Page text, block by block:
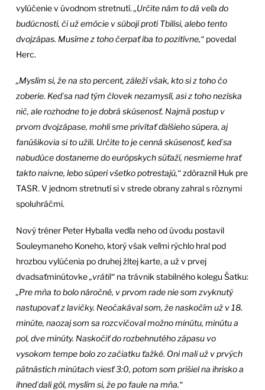
vylúčenie v úvodnom stretnutí. „Určite nám to dá veľa do
budúcnosti, či už emócie v súboji proti Tbilisi, alebo tento
dvojzápas. Musíme z toho čerpať iba to pozitívne,“povedal
Herc.
„Myslím si, že na sto percent, záleží však, kto si z toho čo
zoberie. Keď sa nad tým človek nezamyslí, asi z toho nezíska
nič, ale rozhodne to je dobrá skúsenosť. Najmä postup v
prvom dvojzápase, mohli sme privítať ďalšieho súpera, aj
fanúšikovia si to užili. Určite to je cenná skúsenosť, keď sa
nabudúce dostaneme do európskych súťaží, nesmieme hrať
takto naivne, lebo súperi všetko potrestajú,“zdôraznil Huk pre
TASR. V jednom stretnutí si v strede obrany zahral s rôznymi
spoluhráčmi.
Nový tréner Peter Hyballa vedľa neho od úvodu postavil
Souleymaneho Koneho, ktorý však veľmi rýchlo hral pod
hrozbou vylúčenia po druhej žltej karte, a už v prvej
dvadsaťminútovke„vrátil“na trávnik stabilného kolegu Šatku:
„Pre mňa to bolo náročné, v prvom rade nie som zvyknutý
nastupovať z lavičky. Neočakával som, že naskočím už v 18.
minúte, naozaj som sa rozcvičoval možno minútu, minútu a
pol, dve minúty. Naskočiť do rozbehnutého zápasu vo
vysokom tempe bolo zo začiatku ťažké. Oni mali už v prvých
pätnástich minútach viesť 3:0, potom som prišiel na ihrisko a
ihneď dali gól, myslím si, že po faule na mňa.“